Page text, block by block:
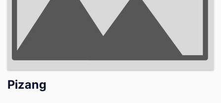
Pizang